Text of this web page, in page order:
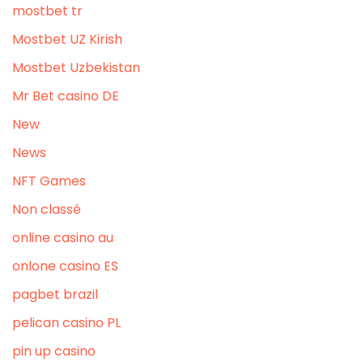
mostbet tr
Mostbet UZ Kirish
Mostbet Uzbekistan
Mr Bet casino DE
New
News
NFT Games
Non classé
online casino au
onlone casino ES
pagbet brazil
pelican casino PL
pin up casino